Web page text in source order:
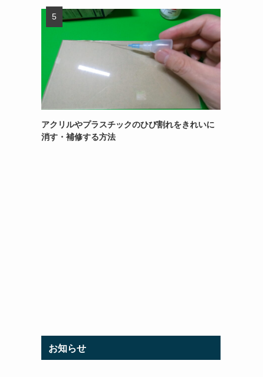
アクリルやプラスチックのひび割れをきれいに
消す・補修する方法
お知らせ